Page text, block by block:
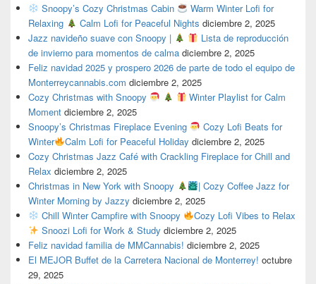
Snoopy’s Cozy Christmas Cabin
Warm Winter Lofi for
Relaxing
Calm Lofi for Peaceful Nights diciembre 2, 2025
Jazz navideño suave con Snoopy |
Lista de reproducción
de invierno para momentos de calma diciembre 2, 2025
Feliz navidad 2025 y prospero 2026 de parte de todo el equipo de
Monterreycannabis.com diciembre 2, 2025
Cozy Christmas with Snoopy
Winter Playlist for Calm
Moment diciembre 2, 2025
Snoopy’s Christmas Fireplace Evening
Cozy Lofi Beats for
Winter
Calm Lofi for Peaceful Holiday diciembre 2, 2025
Cozy Christmas Jazz Café with Crackling Fireplace for Chill and
Relax diciembre 2, 2025
Christmas in New York with Snoopy
| Cozy Coffee Jazz for
Winter Morning by Jazzy diciembre 2, 2025
Chill Winter Campfire with Snoopy
Cozy Lofi Vibes to Relax
Snoozi Lofi for Work & Study diciembre 2, 2025
Feliz navidad familia de MMCannabis! diciembre 2, 2025
El MEJOR Buffet de la Carretera Nacional de Monterrey! octubre
29, 2025